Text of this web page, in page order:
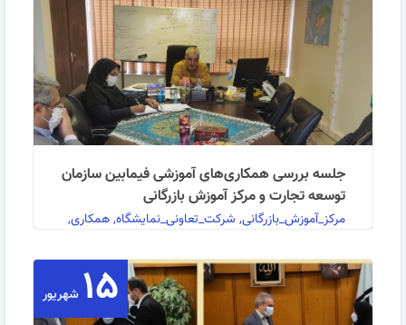
جلسه بررسی همکاری‌های آموزشی فیمابین سازمان
توسعه تجارت و مرکز آموزش بازرگانی
مرکز_آموزش_بازرگانی, شرکت_تعاونی_نمایشگاه, همکاری,
به گزارش روابط عمومی مرکز آموزش بازرگانی، این جلسه با
۱۵ شهریور